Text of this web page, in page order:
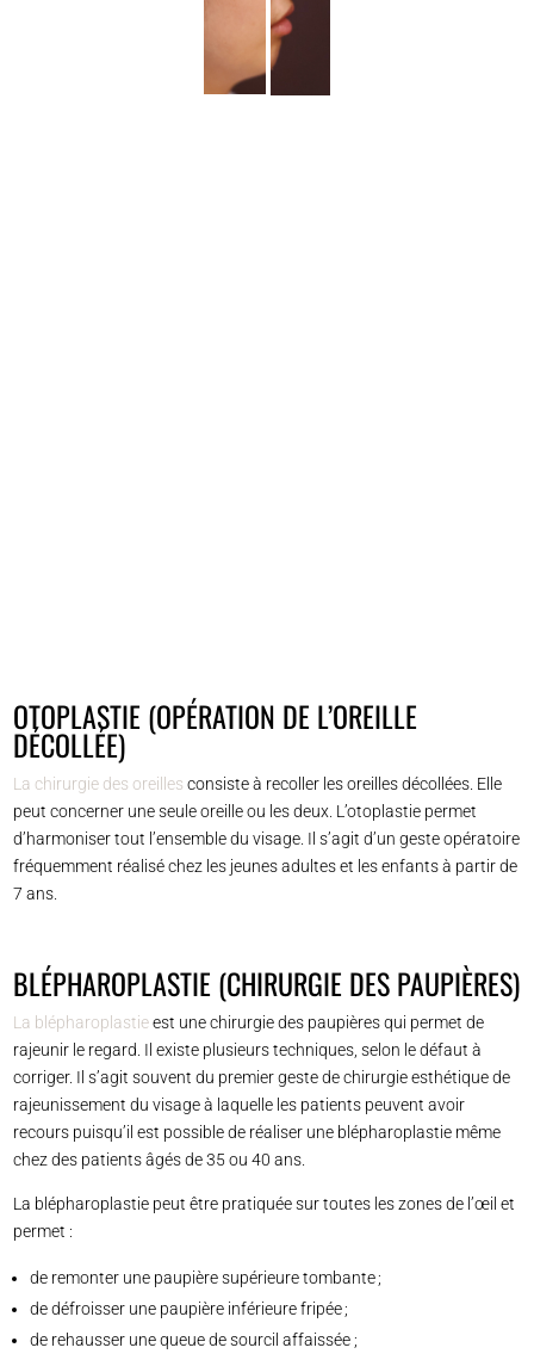
OTOPLASTIE (OPÉRATION DE L’OREILLE
DÉCOLLÉE)
La chirurgie des oreilles consiste à recoller les oreilles décollées. Elle
peut concerner une seule oreille ou les deux. L’otoplastie permet
d’harmoniser tout l’ensemble du visage. Il s’agit d’un geste opératoire
fréquemment réalisé chez les jeunes adultes et les enfants à partir de
7 ans.
BLÉPHAROPLASTIE (CHIRURGIE DES PAUPIÈRES)
La blépharoplastieest une chirurgie des paupières qui permet de
rajeunir le regard. Il existe plusieurs techniques, selon le défaut à
corriger. Il s’agit souvent du premier geste de chirurgie esthétique de
rajeunissement du visage à laquelle les patients peuvent avoir
recours puisqu’il est possible de réaliser une blépharoplastie même
chez des patients âgés de 35 ou 40 ans.
La blépharoplastie peut être pratiquée sur toutes les zones de l’œil et
permet :
de remonter une paupière supérieure tombante ;
de défroisser une paupière inférieure fripée ;
de rehausser une queue de sourcil affaissée ;